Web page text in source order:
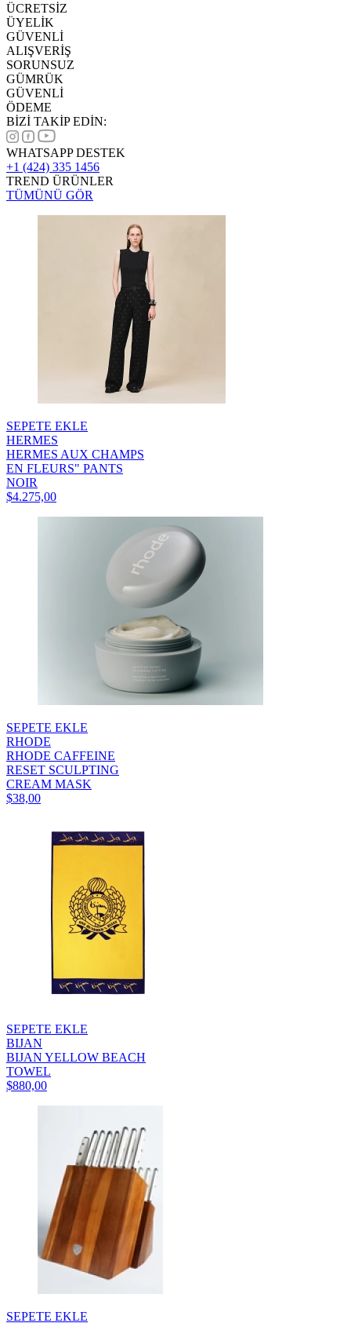
ÜCRETSİZ
ÜYELİK
GÜVENLİ
ALIŞVERİŞ
SORUNSUZ
GÜMRÜK
GÜVENLİ
ÖDEME
BİZİ TAKİP EDİN:
WHATSAPP DESTEK
+1 (424) 335 1456
TREND ÜRÜNLER
TÜMÜNÜ GÖR
SEPETE EKLE
HERMES
HERMES AUX CHAMPS
EN FLEURS" PANTS
NOIR
$4.275,00
SEPETE EKLE
RHODE
RHODE CAFFEINE
RESET SCULPTING
CREAM MASK
$38,00
SEPETE EKLE
BIJAN
BIJAN YELLOW BEACH
TOWEL
$880,00
SEPETE EKLE